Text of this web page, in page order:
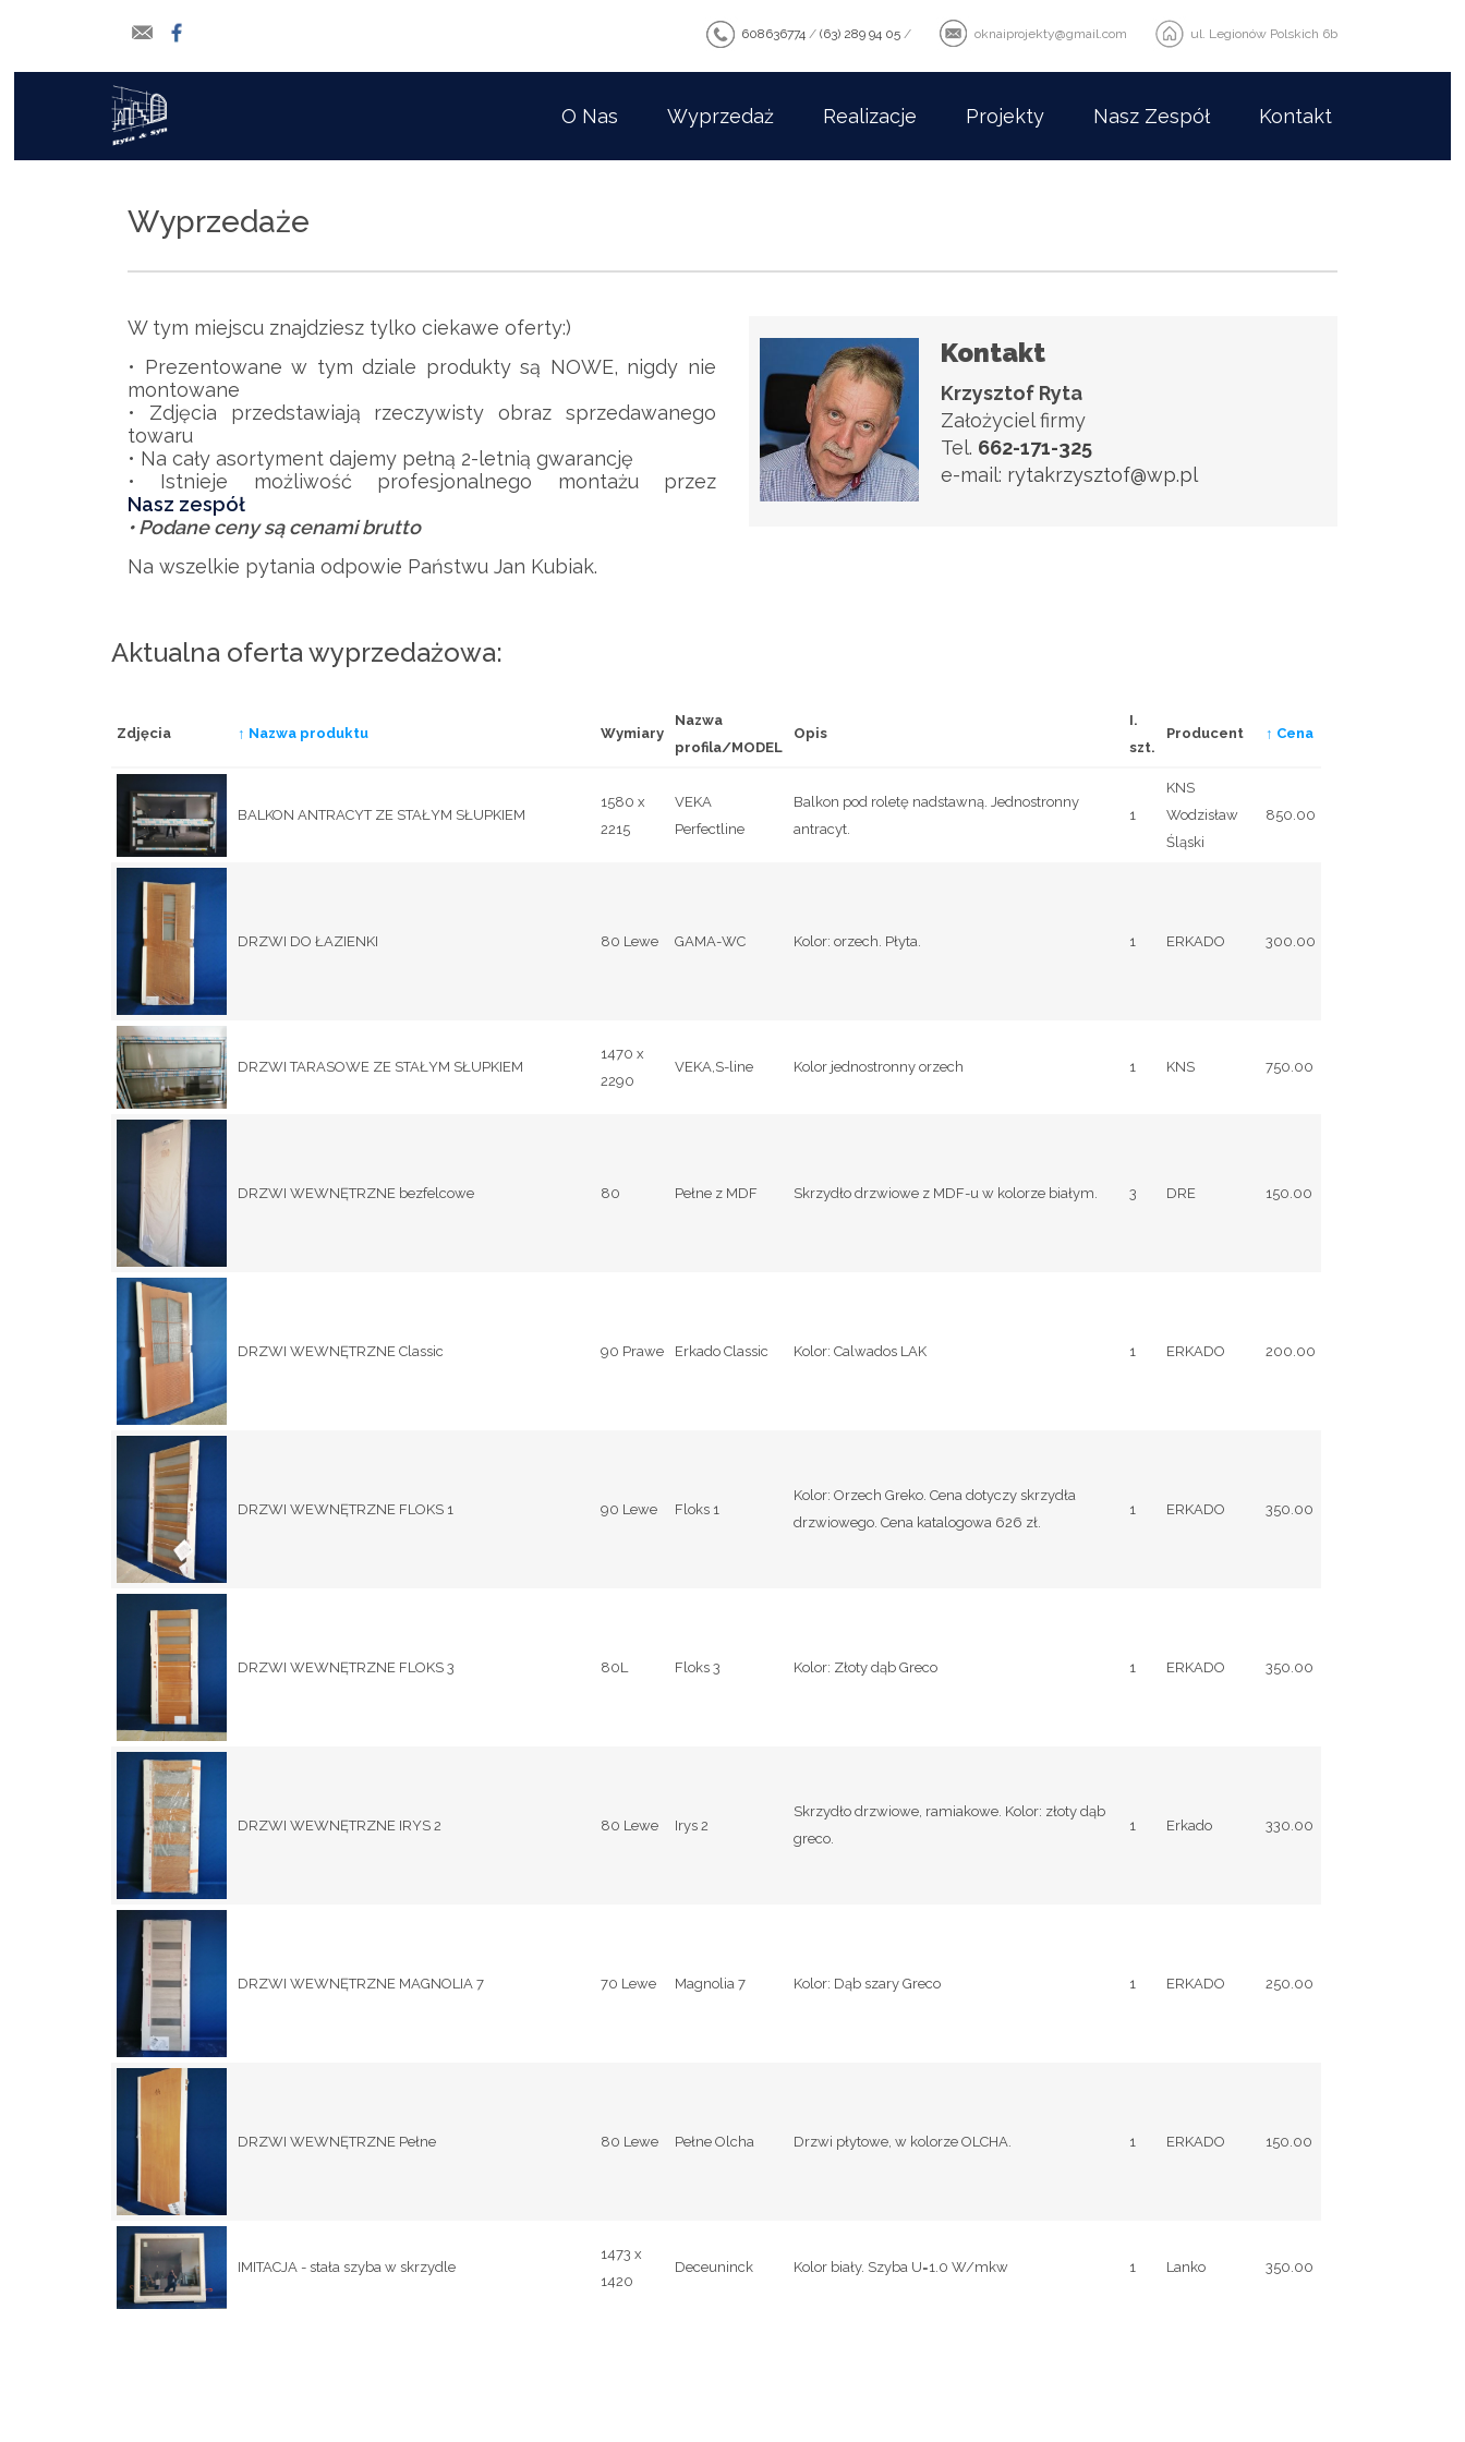
608636774 / (63) 289 94 05 / oknaiprojekty@gmail.com ul. Legionów Polskich 6b
O Nas Wyprzedaż Realizacje Projekty Nasz Zespół Kontakt
Wyprzedaże
W tym miejscu znajdziesz tylko ciekawe oferty:)
• Prezentowane w tym dziale produkty są NOWE, nigdy nie
montowane
• Zdjęcia przedstawiają rzeczywisty obraz sprzedawanego
towaru
• Na cały asortyment dajemy pełną 2-letnią gwarancję
• Istnieje możliwość profesjonalnego montażu przez
Nasz zespół
• Podane ceny są cenami brutto
Na wszelkie pytania odpowie Państwu Jan Kubiak.
Kontakt
Krzysztof Ryta
Założyciel firmy
Tel. 662-171-325
e-mail: rytakrzysztof@wp.pl
Aktualna oferta wyprzedażowa:
Zdjęcia ↑ Nazwa produktu Wymiary
Nazwa
profila/MODEL
Opis
I.
szt.
Producent ↑ Cena
BALKON ANTRACYT ZE STAŁYM SŁUPKIEM
1580 x
2215
VEKA
Perfectline
Balkon pod roletę nadstawną. Jednostronny
antracyt.
1
KNS
Wodzisław
Śląski
850.00
DRZWI DO ŁAZIENKI 80 Lewe GAMA-WC Kolor: orzech. Płyta. 1 ERKADO 300.00
DRZWI TARASOWE ZE STAŁYM SŁUPKIEM
1470 x
2290
VEKA,S-line Kolor jednostronny orzech 1 KNS 750.00
DRZWI WEWNĘTRZNE bezfelcowe 80 Pełne z MDF Skrzydło drzwiowe z MDF-u w kolorze białym. 3 DRE 150.00
DRZWI WEWNĘTRZNE Classic 90 Prawe Erkado Classic Kolor: Calwados LAK 1 ERKADO 200.00
DRZWI WEWNĘTRZNE FLOKS 1 90 Lewe Floks 1
Kolor: Orzech Greko. Cena dotyczy skrzydła
drzwiowego. Cena katalogowa 626 zł.
1 ERKADO 350.00
DRZWI WEWNĘTRZNE FLOKS 3 80L Floks 3 Kolor: Złoty dąb Greco 1 ERKADO 350.00
DRZWI WEWNĘTRZNE IRYS 2 80 Lewe Irys 2
Skrzydło drzwiowe, ramiakowe. Kolor: złoty dąb
greco.
1 Erkado 330.00
DRZWI WEWNĘTRZNE MAGNOLIA 7 70 Lewe Magnolia 7 Kolor: Dąb szary Greco 1 ERKADO 250.00
DRZWI WEWNĘTRZNE Pełne 80 Lewe Pełne Olcha Drzwi płytowe, w kolorze OLCHA. 1 ERKADO 150.00
IMITACJA - stała szyba w skrzydle
1473 x
1420
Deceuninck Kolor biały. Szyba U=1.0 W/mkw 1 Lanko 350.00